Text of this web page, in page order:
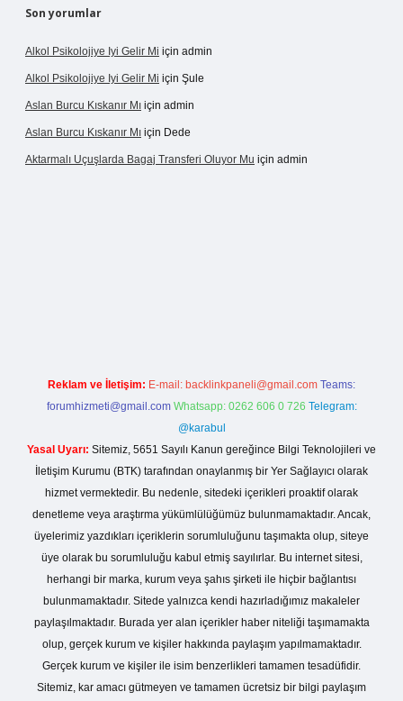
Son yorumlar
Alkol Psikolojiye Iyi Gelir Mi için admin
Alkol Psikolojiye Iyi Gelir Mi için Şule
Aslan Burcu Kıskanır Mı için admin
Aslan Burcu Kıskanır Mı için Dede
Aktarmalı Uçuşlarda Bagaj Transferi Oluyor Mu için admin
Reklam ve İletişim: E-mail: backlinkpaneli@gmail.com Teams:
forumhizmeti@gmail.com Whatsapp: 0262 606 0 726 Telegram:
@karabul
Yasal Uyarı: Sitemiz, 5651 Sayılı Kanun gereğince Bilgi Teknolojileri ve
İletişim Kurumu (BTK) tarafından onaylanmış bir Yer Sağlayıcı olarak
hizmet vermektedir. Bu nedenle, sitedeki içerikleri proaktif olarak
denetleme veya araştırma yükümlülüğümüz bulunmamaktadır. Ancak,
üyelerimiz yazdıkları içeriklerin sorumluluğunu taşımakta olup, siteye
üye olarak bu sorumluluğu kabul etmiş sayılırlar. Bu internet sitesi,
herhangi bir marka, kurum veya şahıs şirketi ile hiçbir bağlantısı
bulunmamaktadır. Sitede yalnızca kendi hazırladığımız makaleler
paylaşılmaktadır. Burada yer alan içerikler haber niteliği taşımamakta
olup, gerçek kurum ve kişiler hakkında paylaşım yapılmamaktadır.
Gerçek kurum ve kişiler ile isim benzerlikleri tamamen tesadüfidir.
Sitemiz, kar amacı gütmeyen ve tamamen ücretsiz bir bilgi paylaşım